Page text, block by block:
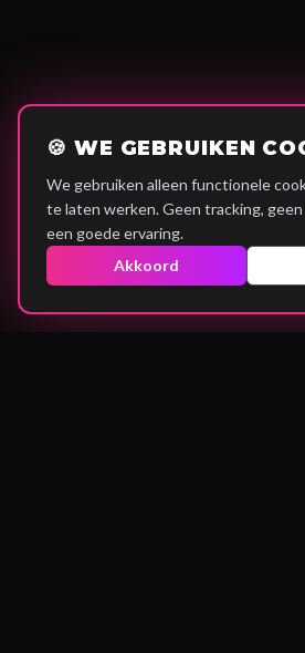
🍪 WE GEBRUIKEN
We gebruiken alleen functionele
te laten werken. Geen tracking,
een goede ervaring.
Akkoord